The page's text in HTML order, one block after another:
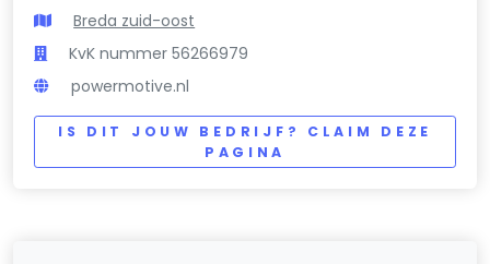
Breda zuid-oost
KvK nummer 56266979
powermotive.nl
IS DIT JOUW BEDRIJF? CLAIM DEZE
PAGINA